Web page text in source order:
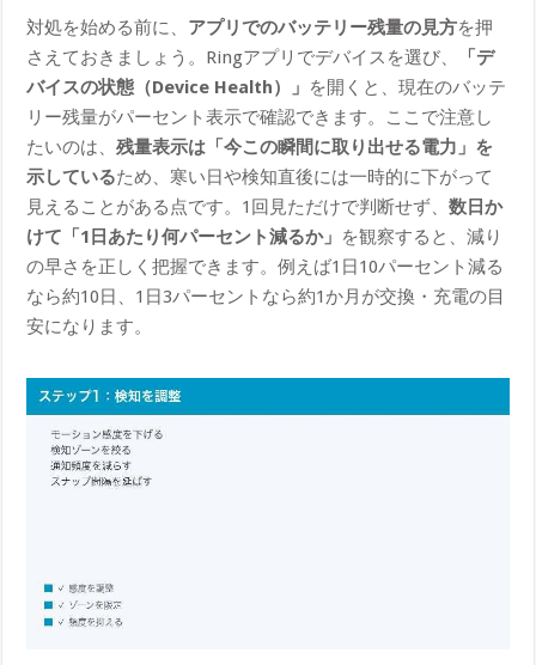
対処を始める前に、 アプリでのバッテリー残量の見方を押
さえておきましょう。Ringアプリでデバイスを選び、
「デ
バイスの状態（Device Health）」 を開くと、現在のバッテ
リー残量がパーセント表示で確認できます。ここで注意し
たいのは、残量表示は「今この瞬間に取り出せる電力」を
示しているため、寒い日や検知直後には一時的に下がって
見えることがある点です。1回見ただけで判断せず、数日か
けて「1日あたり何パーセント減るか」 を観察すると、減り
の早さを正しく把握できます。例えば1日10パーセント減る
なら約10日、1日3パーセントなら約1か月が交換・充電の目
安になります。